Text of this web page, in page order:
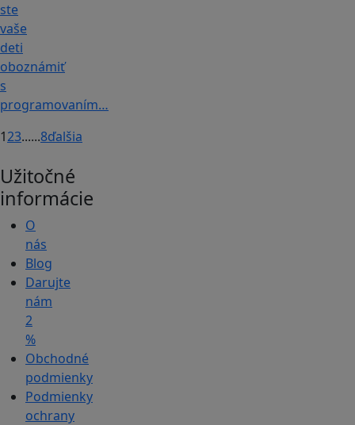
ste
vaše
deti
oboznámiť
s
programovaním…
123......8ďalšia
Užitočné
informácie
O
nás
Blog
Darujte
nám
2
%
Obchodné
podmienky
Podmienky
ochrany